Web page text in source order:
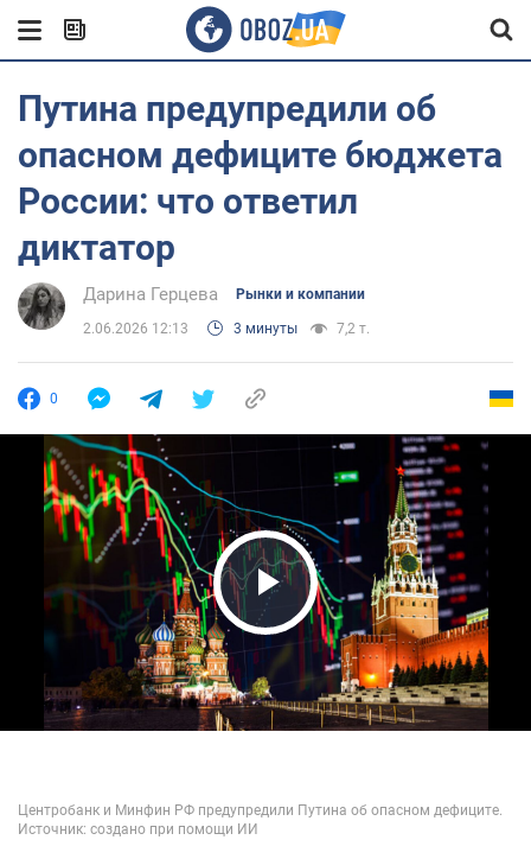
Путина предупредили об
опасном дефиците бюджета
России: что ответил
диктатор
Дарина Герцева Рынки и компании
2.06.2026 12:13 3 минуты 7,2 т.
0
Play Video